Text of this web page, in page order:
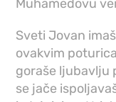
Muhamedovu
Sveti Jovan
ovakvim
goraše ljubavlju
se jače